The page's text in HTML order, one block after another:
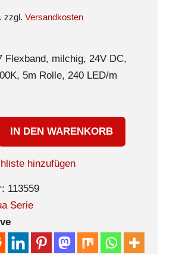
zzgl. Versandkosten
Flexband, milchig, 24V DC,
5m Rolle, 240 LED/m
IN DEN WARENKORB
hinzufügen
113559
Serie